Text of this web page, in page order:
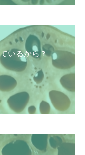
いるから？